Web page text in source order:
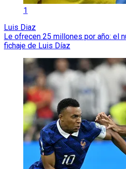
1
Luis Diaz
Le ofrecen 25 millones por año: el
fichaje de Luis Díaz